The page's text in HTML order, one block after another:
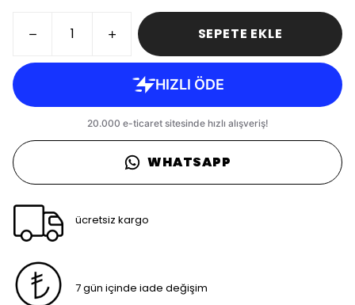
SEPETE EKLE
WHATSAPP
ücretsiz kargo
7 gün içinde iade değişim